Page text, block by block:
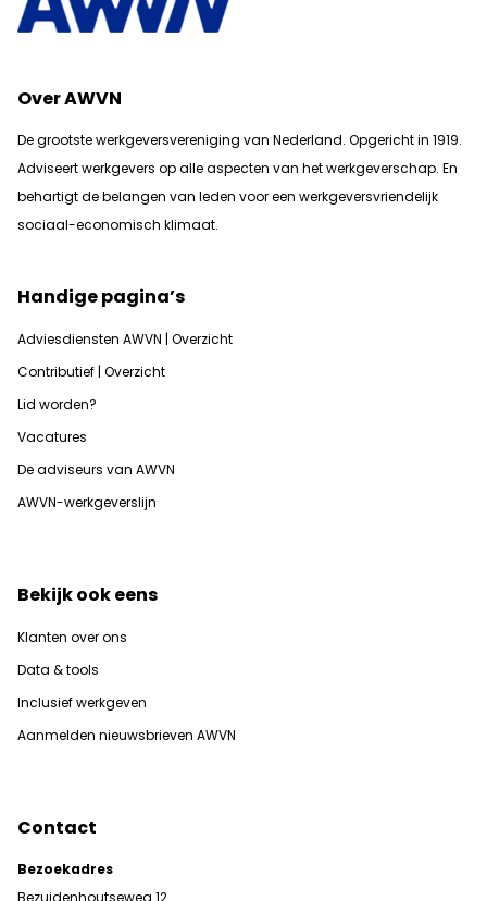
Over AWVN
De grootste werkgeversvereniging van Nederland. Opgericht in 1919.
Adviseert werkgevers op alle aspecten van het werkgeverschap. En
behartigt de belangen van leden voor een werkgeversvriendelijk
sociaal-economisch klimaat.
Handige pagina’s
Adviesdiensten AWVN | Overzicht
Contributief | Overzicht
Lid worden?
Vacatures
De adviseurs van AWVN
AWVN-werkgeverslijn
Bekijk ook eens
Klanten over ons
Data & tools
Inclusief werkgeven
Aanmelden nieuwsbrieven AWVN
Contact
Bezoekadres
Bezuidenhoutseweg 12